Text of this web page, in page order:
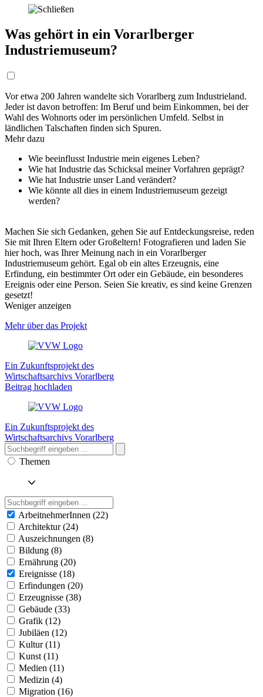
Was gehört in ein Vorarlberger
Industriemuseum?
Vor etwa 200 Jahren wandelte sich Vorarlberg zum Industrieland.
Jeder ist davon betroffen: Im Beruf und beim Einkommen, bei der
Wahl des Wohnorts oder im persönlichen Umfeld. Selbst in
ländlichen Talschaften finden sich Spuren.
Mehr dazu
Wie beeinflusst Industrie mein eigenes Leben?
Wie hat Industrie das Schicksal meiner Vorfahren geprägt?
Wie hat Industrie unser Land verändert?
Wie könnte all dies in einem Industriemuseum gezeigt
werden?
Machen Sie sich Gedanken, gehen Sie auf Entdeckungsreise, reden
Sie mit Ihren Eltern oder Großeltern! Fotografieren und laden Sie
hier hoch, was Ihrer Meinung nach in ein Vorarlberger
Industriemuseum gehört. Egal ob ein altes Erzeugnis, eine
Erfindung, ein bestimmter Ort oder ein Gebäude, ein besonderes
Ereignis oder eine Person. Seien Sie kreativ, es sind keine Grenzen
gesetzt!
Weniger anzeigen
Mehr über das Projekt
Ein Zukunftsprojekt des
Wirtschaftsarchivs Vorarlberg
Beitrag hochladen
Ein Zukunftsprojekt des
Wirtschaftsarchivs Vorarlberg
Themen
ArbeitnehmerInnen (22)
Architektur (24)
Auszeichnungen (8)
Bildung (8)
Ernährung (20)
Ereignisse (18)
Erfindungen (20)
Erzeugnisse (38)
Gebäude (33)
Grafik (12)
Jubiläen (12)
Kultur (11)
Kunst (11)
Medien (11)
Medizin (4)
Migration (16)